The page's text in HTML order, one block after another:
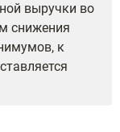
выручки во
снижения
к